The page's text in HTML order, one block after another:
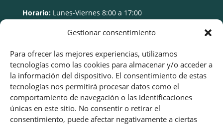
Gestionar consentimiento
Para ofrecer las mejores experiencias, utilizamos
tecnologías como las cookies para almacenar y/o acceder a
la información del dispositivo. El consentimiento de estas
tecnologías nos permitirá procesar datos como el
comportamiento de navegación o las identificaciones
únicas en este sitio. No consentir o retirar el
consentimiento, puede afectar negativamente a ciertas
Horario: Lunes-Viernes 8:00 a 17:00